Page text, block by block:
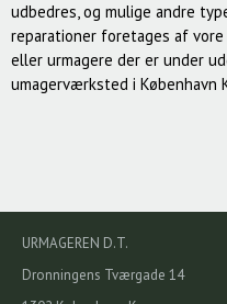
udbedres, og mulige andre
reparationer foretages af
eller urmagere der er under
umagerværksted i København
URMAGEREN D.T.
Dronningens Tværgade 14